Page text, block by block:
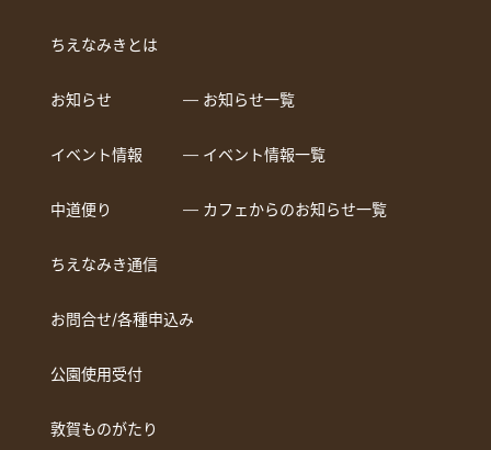
ちえなみきとは
お知らせ ― お知らせ一覧
イベント情報 ― イベント情報一覧
中道便り ― カフェからのお知らせ一覧
ちえなみき通信
お問合せ/各種申込み
公園使用受付
敦賀ものがたり